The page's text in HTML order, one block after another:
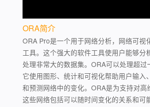
ORA简介
ORA Pro是一个用于网络分析，网络可视
工具。这个强大的软件工具使用户能够分
处理非常大的数据集。ORA可以处理超过
它使用图形、统计和可视化帮助用户输入
和预测网络中的变化。ORA是为支持对高
这些网络包括可以随时间变化的关系和可